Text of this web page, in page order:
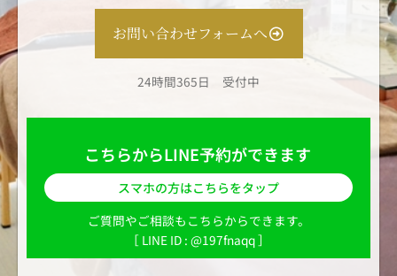
お問い合わせフォームへ
24時間365日 受付中
こちらからLINE予約ができます
スマホの方はこちらをタップ
ご質問やご相談もこちらからできます。
［ LINE ID : @197fnaqq ］